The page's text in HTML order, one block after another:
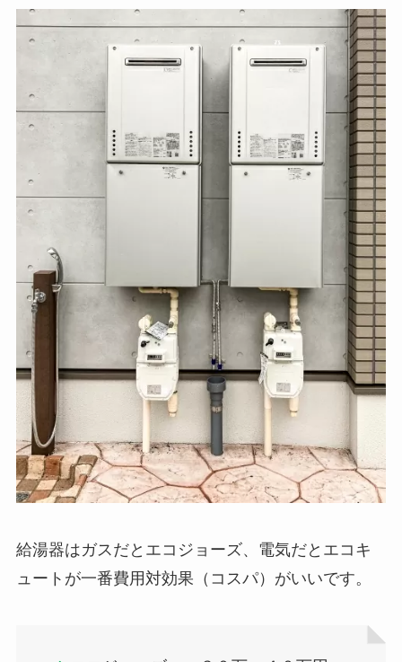
給湯器はガスだとエコジョーズ、電気だとエコキ
ュートが一番費用対効果（コスパ）がいいです。